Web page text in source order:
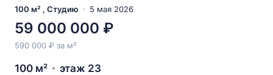
100 м² , Студию 5 мая 2026
59 000 000 ₽
590 000 ₽ за м²
100 м² этаж 23